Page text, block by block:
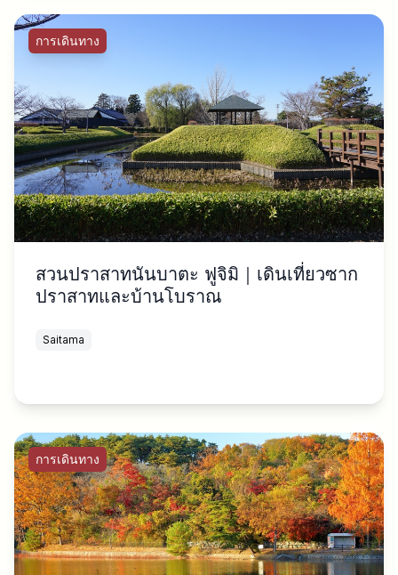
การเดินทาง
สวนปราสาทนันบาตะ ฟูจิมิ｜เดินเที่ยวซาก
ปราสาทและบ้านโบราณ
Saitama
การเดินทาง